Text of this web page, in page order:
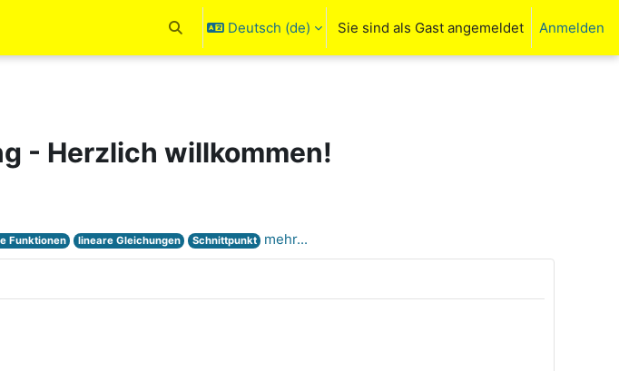
Sucheingabe umschalten
Deutsch ‎(de)‎ Sie sind als Gast angemeldet Anmelden
- Herzlich willkommen!
Funktionen lineare Gleichungen Schnittpunkt mehr...